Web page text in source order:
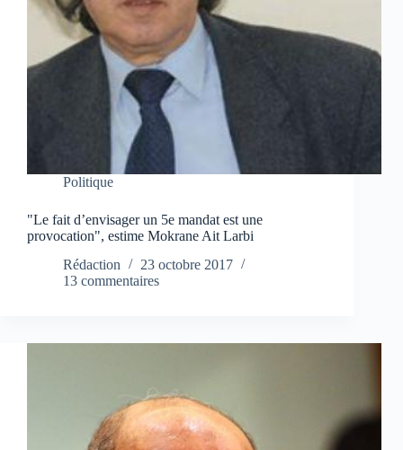
Politique
"Le fait d’envisager un 5e mandat est une
provocation", estime Mokrane Ait Larbi
Rédaction
23 octobre 2017
13 commentaires